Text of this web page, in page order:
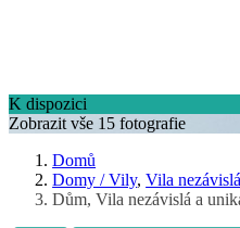
K dispozici
Zobrazit vše 15 fotografie
Domů
Domy / Vily,Vila
Dům, Vila nezávislá a